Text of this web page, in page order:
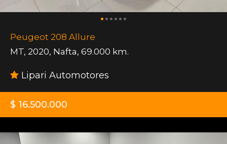
Peugeot 208 Allure
MT, 2020, Nafta, 69.000 km.
Lipari Automotores
$ 16.500.000